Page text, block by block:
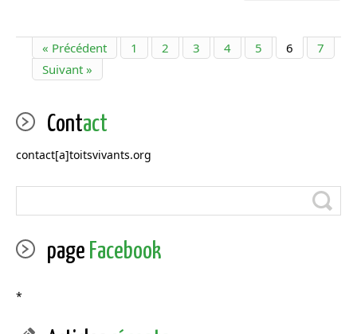
« Précédent 1 2 3 4 5 6
7
Suivant »
Contact
contact[a]toitsvivants.org
page Facebook
*